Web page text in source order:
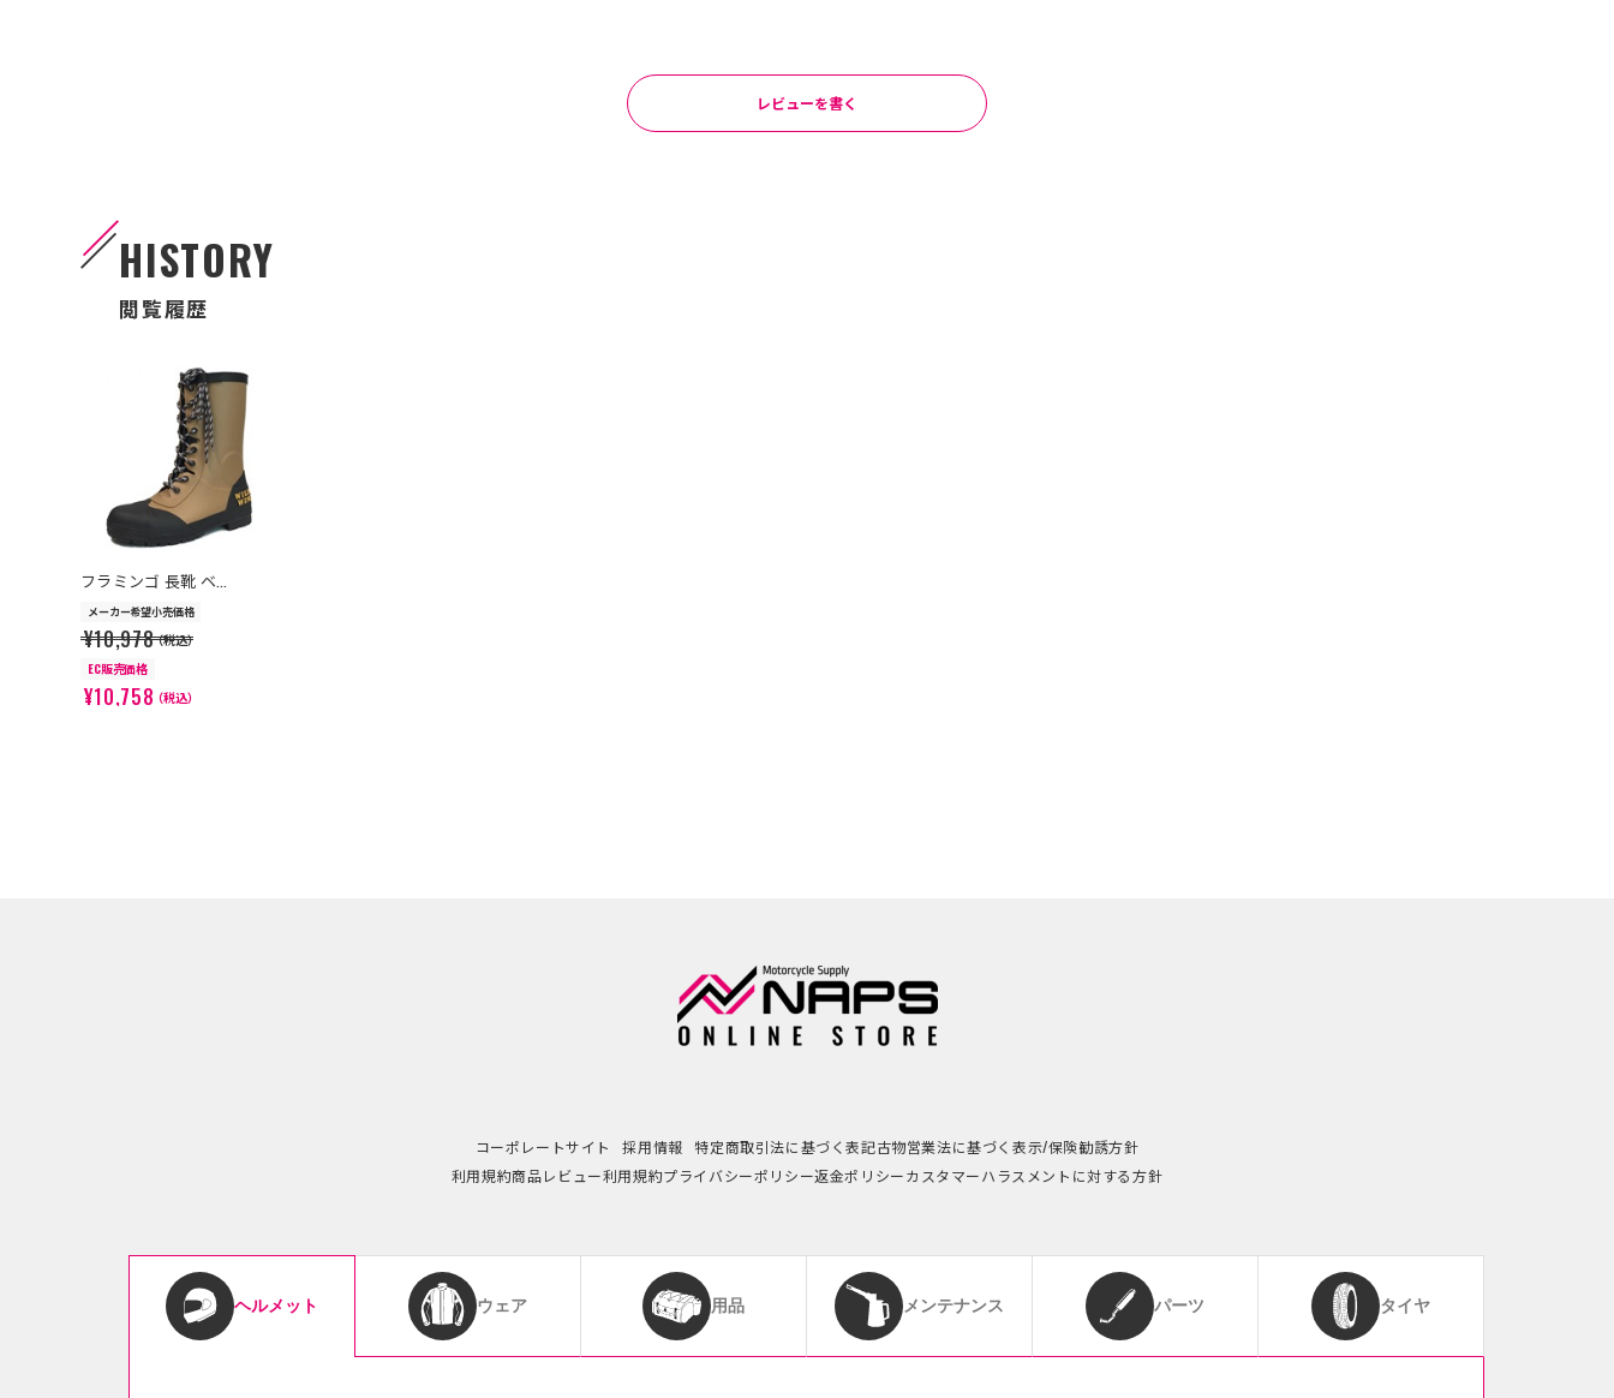
レビューを書く
HISTORY
閲覧履歴
フラミンゴ 長靴 ベ...
メーカー希望小売価格
¥10,978（税込）
EC販売価格
¥10,758（税込）
コーポレートサイト 採用情報 特定商取引法に基づく表記古物営業法に基づく表示/保険勧誘方針
利用規約商品レビュー利用規約プライバシーポリシー返金ポリシーカスタマーハラスメントに対する方針
ヘルメット ウェア 用品 メンテナンス パーツ タイヤ